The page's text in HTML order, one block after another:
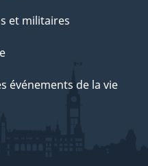
et militaires
événements de la vie